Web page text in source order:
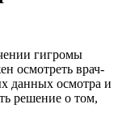
гигромы
осмотреть врач-
данных осмотра и
решение о том,